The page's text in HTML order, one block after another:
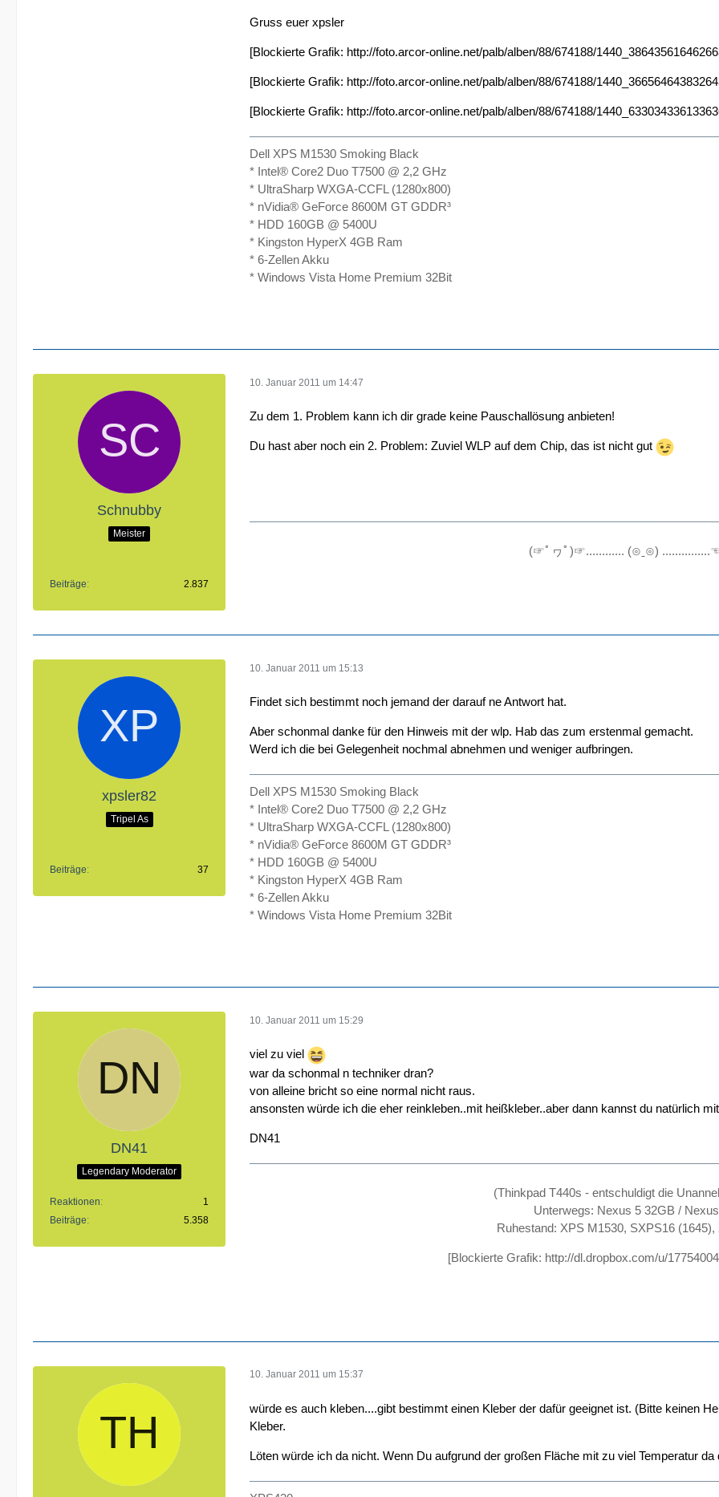
Gruss euer xpsler
[Blockierte Grafik: http://foto.arcor-online.net/palb/alben/88/674188/
[Blockierte Grafik: http://foto.arcor-online.net/palb/alben/88/674188/
[Blockierte Grafik: http://foto.arcor-online.net/palb/alben/88/674188/
Dell XPS M1530 Smoking Black
* Intel® Core2 Duo T7500 @ 2,2 GHz
* UltraSharp WXGA-CCFL (1280x800)
* nVidia® GeForce 8600M GT GDDR³
* HDD 160GB @ 5400U
* Kingston HyperX 4GB Ram
* 6-Zellen Akku
* Windows Vista Home Premium 32Bit
Schnubby
Meister
Beiträge 2.837
10. Januar 2011 um 14:47
Zu dem 1. Problem kann ich dir grade keine Pauschallösung anbieten!
Du hast aber noch ein 2. Problem: Zuviel WLP auf dem Chip, das ist nicht gut
(☞ﾟヮﾟ)☞............ (⊙ˍ⊙)
xpsler82
Tripel As
Beiträge 37
10. Januar 2011 um 15:13
Findet sich bestimmt noch jemand der darauf ne Antwort hat.
Aber schonmal danke für den Hinweis mit der wlp. Hab das zum erstenmal gemacht.
Werd ich die bei Gelegenheit nochmal abnehmen und weniger aufbringen.
Dell XPS M1530 Smoking Black
* Intel® Core2 Duo T7500 @ 2,2 GHz
* UltraSharp WXGA-CCFL (1280x800)
* nVidia® GeForce 8600M GT GDDR³
* HDD 160GB @ 5400U
* Kingston HyperX 4GB Ram
* 6-Zellen Akku
* Windows Vista Home Premium 32Bit
DN41
Legendary Moderator
Reaktionen
1
Beiträge
5.358
10. Januar 2011 um 15:29
viel zu viel
war da schonmal n techniker dran?
von alleine bricht so eine normal nicht raus.
ansonsten würde ich die eher reinkleben..mit heißkleber..aber dann kannst du natürlich
DN41
(Thinkpad T440s - entschuldigt die
Unterwegs: Nexus 5 32GB /
Ruhestand: XPS M1530, SXPS16 (1645),
[Blockierte Grafik: http://dl.dropbox.com/u/
10. Januar 2011 um 15:37
würde es auch kleben....gibt bestimmt einen Kleber der dafür geeignet ist. (Bitte keinen
Kleber.
Löten würde ich da nicht. Wenn Du aufgrund der großen Fläche mit zu viel Temperatur